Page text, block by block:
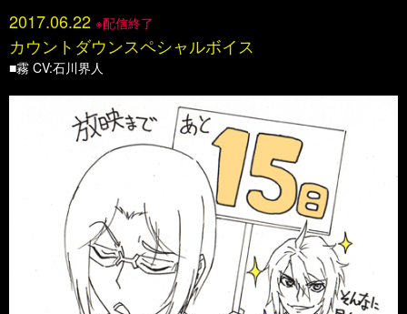
2017.06.22 ※配信終了
カウントダウンスペシャルボイス
■霧 CV:石川界人